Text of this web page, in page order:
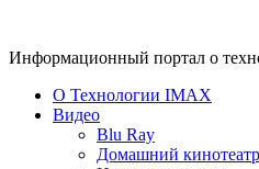
Информационный портал о
О Технологии IMAX
Видео
Blu Ray
Домашний кинотеатр